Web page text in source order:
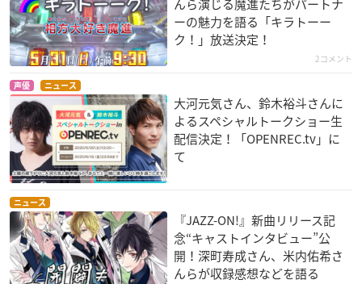
んら演じる魔進たちがパートナ
ーの魅力を語る「キラトーー
ク！」放送決定！
2コメント
声優 ニュース
大河元気さん、鈴木裕斗さんに
よるスペシャルトークショー生
配信決定！「OPENREC.tv」に
て
ニュース
『JAZZ-ON!』新曲リリース記
念“キャストインタビュー”公
開！深町寿成さん、米内佑希さ
んらが収録感想などを語る